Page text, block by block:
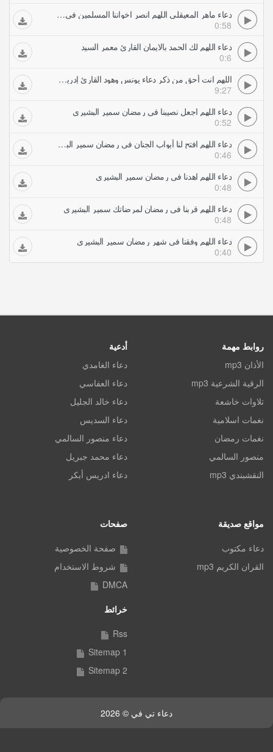
دعاء ماهر المعيقلي اللهم انصر اخواننا المسلمين في كل مكان
0:58
دعاء اللهم لك الحمد بالايمان القارئ معمر السيد
0:6
اللهم انت أحق من ذكر دعاء يونس وهود القارئ إدريس أبكر Idrees Abkar
9:27
دعاء اللهم اجعل نصيبنا في رمضان سمير البشيري
0:52
دعاء اللهم افتح لنا أبواب الجنان في رمضان سمير البشيري
0:46
دعاء اللهم اهدنا في رمضان سمير البشيري
0:48
دعاء اللهم قربنا في رمضان لمرضاتك سمير البشيري
0:48
دعاء اللهم وفقنا في شهر رمضان سمير البشيري
0:40
روابط مهمة
الأذان mp3
الرقية الشرعية mp3
تلاوات خاشعة
نغمات اسلامية
نغمات رمضان
منصور السالمي
النقشبندي mp3
أدعية
دعاء الغامدي
دعاء العفاسي
دعاء خالد الجليل
دعاء السديس
دعاء منصور السالمي
دعاء محمد جبريل
دعاء ادريس أبكر
مواقع صديقة
دعاء مكتوب
القران الكريم mp3
صفحات
صفحة الخصوصية
شروط الاستخدام
DMCA
خرائط
Rss
Sitemap 1
Sitemap 2
دعاء تي في © 2026